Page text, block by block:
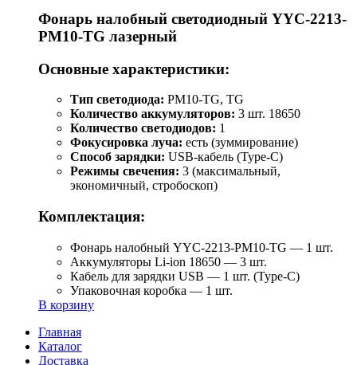
Фонарь налобный светодиодный YYC-2213-
PM10-TG лазерный
Основные характеристики:
Тип светодиода: PM10-TG, TG
Количество аккумуляторов: 3 шт. 18650
Количество светодиодов: 1
Фокусировка луча: есть (зуммирование)
Способ зарядки: USB-кабель (Type-C)
Режимы свечения: 3 (максимальный,
экономичный, стробоскоп)
Комплектация:
Фонарь налобный YYC-2213-PM10-TG — 1 шт.
Аккумуляторы Li-ion 18650 — 3 шт.
Кабель для зарядки USB — 1 шт. (Type-C)
Упаковочная коробка — 1 шт.
В корзину
Главная
Каталог
Доставка